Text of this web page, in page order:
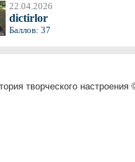
22.04.2026
dictirlor
Баллов: 37
творческого